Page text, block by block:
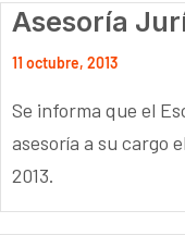
Asesoría
11 octubre, 2013
Se informa que el
asesoría a su cargo
2013.